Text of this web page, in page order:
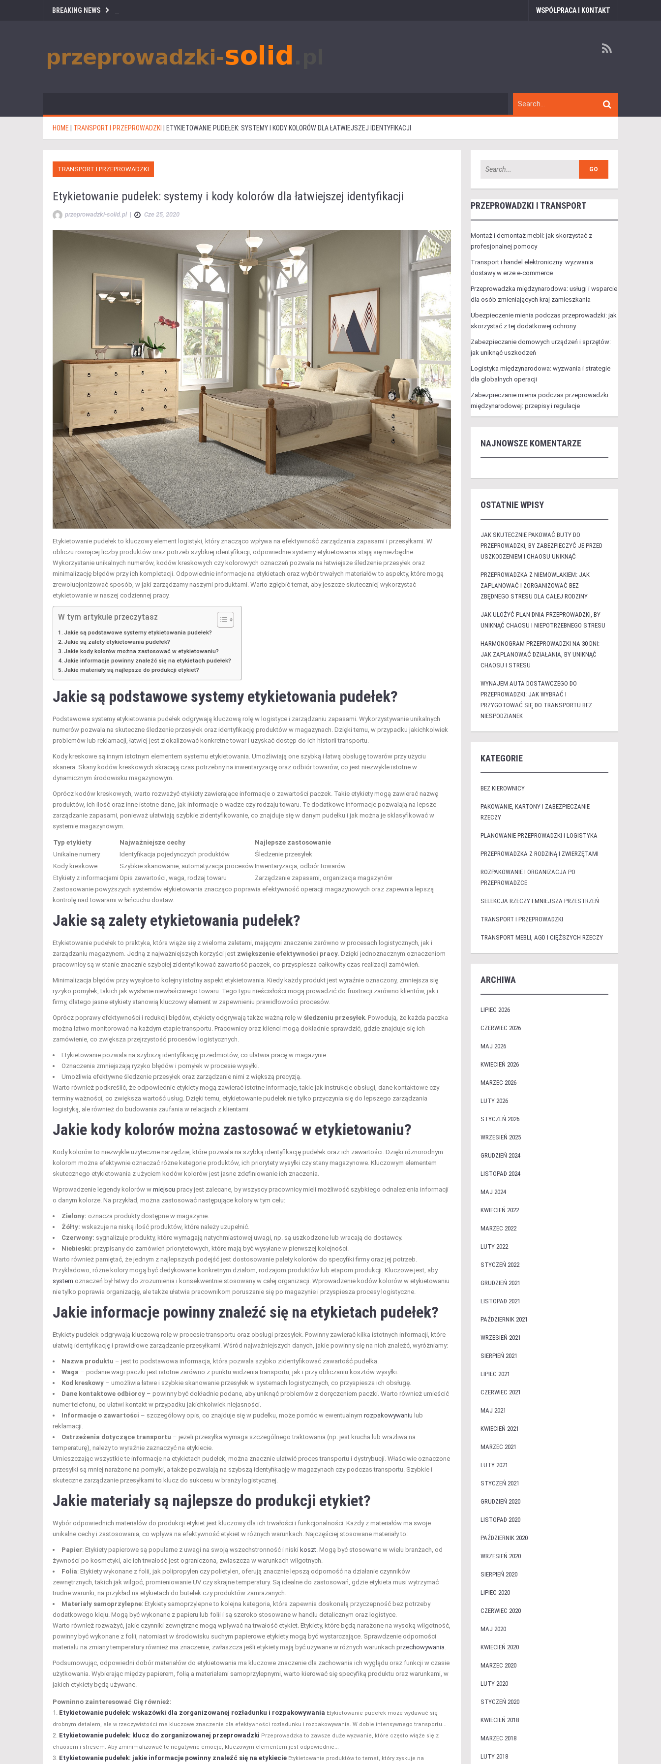
BREAKING NEWS WSPÓŁPRACA I KONTAKT
HOME TRANSPORT I PRZEPROWADZKI ETYKIETOWANIE PUDEŁEK: SYSTEMY I KODY KOLORÓW DLA ŁATWIEJSZEJ IDENTYFIKACJI
TRANSPORT I PRZEPROWADZKI
Etykietowanie pudełek: systemy i kody kolorów dla łatwiejszej identyfikacji
przeprowadzki-solid.pl | Cze 25, 2020
Etykietowanie pudełek to kluczowy element logistyki, który znacząco wpływa na efektywność zarządzania zapasami i przesyłkami. W
obliczu rosnącej liczby produktów oraz potrzeb szybkiej identyfikacji, odpowiednie systemy etykietowania stają się niezbędne.
Wykorzystanie unikalnych numerów, kodów kreskowych czy kolorowych oznaczeń pozwala na łatwiejsze śledzenie przesyłek oraz
minimalizację błędów przy ich kompletacji. Odpowiednie informacje na etykietach oraz wybór trwałych materiałów to aspekty, które mogą
zrewolucjonizować sposób, w jaki zarządzamy naszymi produktami. Warto zgłębić temat, aby jeszcze skuteczniej wykorzystać
etykietowanie w naszej codziennej pracy.
W tym artykule przeczytasz
Jakie są podstawowe systemy etykietowania pudełek?
Jakie są zalety etykietowania pudełek?
Jakie kody kolorów można zastosować w etykietowaniu?
Jakie informacje powinny znaleźć się na etykietach pudełek?
Jakie materiały są najlepsze do produkcji etykiet?
Jakie są podstawowe systemy etykietowania pudełek?
Podstawowe systemy etykietowania pudełek odgrywają kluczową rolę w logistyce i zarządzaniu zapasami. Wykorzystywanie unikalnych
numerów pozwala na skuteczne śledzenie przesyłek oraz identyfikację produktów w magazynach. Dzięki temu, w przypadku jakichkolwiek
problemów lub reklamacji, łatwiej jest zlokalizować konkretne towar i uzyskać dostęp do ich historii transportu.
Kody kreskowe są innym istotnym elementem systemu etykietowania. Umożliwiają one szybką i łatwą obsługę towarów przy użyciu
skanera. Skany kodów kreskowych skracają czas potrzebny na inwentaryzację oraz odbiór towarów, co jest niezwykle istotne w
dynamicznym środowisku magazynowym.
Oprócz kodów kreskowych, warto rozważyć etykiety zawierające informacje o zawartości paczek. Takie etykiety mogą zawierać nazwę
produktów, ich ilość oraz inne istotne dane, jak informacje o wadze czy rodzaju towaru. Te dodatkowe informacje pozwalają na lepsze
zarządzanie zapasami, ponieważ ułatwiają szybkie zidentyfikowanie, co znajduje się w danym pudełku i jak można je sklasyfikować w
systemie magazynowym.
Typ etykiety Najważniejsze cechy
Najlepsze zastosowanie
Unikalne numery
Identyfikacja pojedynczych produktów
Śledzenie przesyłek
Kody kreskowe
Szybkie skanowanie, automatyzacja procesówInwentaryzacja, odbiór towarów
Etykiety z informacjami Opis zawartości, waga, rodzaj towaru
Zarządzanie zapasami, organizacja magazynów
Zastosowanie powyższych systemów etykietowania znacząco poprawia efektywność operacji magazynowych oraz zapewnia lepszą
kontrolę nad towarami w łańcuchu dostaw.
Jakie są zalety etykietowania pudełek?
Etykietowanie pudełek to praktyka, która wiąże się z wieloma zaletami, mającymi znaczenie zarówno w procesach logistycznych, jak i
zarządzaniu magazynem. Jedną z najważniejszych korzyści jest zwiększenie efektywności pracy. Dzięki jednoznacznym oznaczeniom
pracownicy są w stanie znacznie szybciej zidentyfikować zawartość paczek, co przyspiesza całkowity czas realizacji zamówień.
Minimalizacja błędów przy wysyłce to kolejny istotny aspekt etykietowania. Kiedy każdy produkt jest wyraźnie oznaczony, zmniejsza się
ryzyko pomyłek, takich jak wysłanie niewłaściwego towaru. Tego typu nieścisłości mogą prowadzić do frustracji zarówno klientów, jak i
firmy, dlatego jasne etykiety stanowią kluczowy element w zapewnieniu prawidłowości procesów.
Oprócz poprawy efektywności i redukcji błędów, etykiety odgrywają także ważną rolę w śledzeniu przesyłek. Powodują, że każda paczka
można łatwo monitorować na każdym etapie transportu. Pracownicy oraz klienci mogą dokładnie sprawdzić, gdzie znajduje się ich
zamówienie, co zwiększa przejrzystość procesów logistycznych.
Etykietowanie pozwala na szybszą identyfikację przedmiotów, co ułatwia pracę w magazynie.
Oznaczenia zmniejszają ryzyko błędów i pomyłek w procesie wysyłki.
Umożliwia efektywne śledzenie przesyłek oraz zarządzanie nimi z większą precyzją.
Warto również podkreślić, że odpowiednie etykiety mogą zawierać istotne informacje, takie jak instrukcje obsługi, dane kontaktowe czy
terminy ważności, co zwiększa wartość usług. Dzięki temu, etykietowanie pudełek nie tylko przyczynia się do lepszego zarządzania
logistyką, ale również do budowania zaufania w relacjach z klientami.
Jakie kody kolorów można zastosować w etykietowaniu?
Kody kolorów to niezwykle użyteczne narzędzie, które pozwala na szybką identyfikację pudełek oraz ich zawartości. Dzięki różnorodnym
kolorom można efektywnie oznaczać różne kategorie produktów, ich priorytety wysyłki czy stany magazynowe. Kluczowym elementem
skutecznego etykietowania z użyciem kodów kolorów jest jasne zdefiniowanie ich znaczenia.
Wprowadzenie legendy kolorów w miejscu pracy jest zalecane, by wszyscy pracownicy mieli możliwość szybkiego odnalezienia informacji
o danym kolorze. Na przykład, można zastosować następujące kolory w tym celu:
Zielony: oznacza produkty dostępne w magazynie.
Żółty: wskazuje na niską ilość produktów, które należy uzupełnić.
Czerwony: sygnalizuje produkty, które wymagają natychmiastowej uwagi, np. są uszkodzone lub wracają do dostawcy.
Niebieski: przypisany do zamówień priorytetowych, które mają być wysyłane w pierwszej kolejności.
Warto również pamiętać, że jednym z najlepszych podejść jest dostosowanie palety kolorów do specyfiki firmy oraz jej potrzeb.
Przykładowo, różne kolory mogą być dedykowane konkretnym działom, rodzajom produktów lub etapom produkcji. Kluczowe jest, aby
system oznaczeń był łatwy do zrozumienia i konsekwentnie stosowany w całej organizacji. Wprowadzenie kodów kolorów w etykietowaniu
nie tylko poprawia organizację, ale także ułatwia pracownikom poruszanie się po magazynie i przyspiesza procesy logistyczne.
Jakie informacje powinny znaleźć się na etykietach pudełek?
Etykiety pudełek odgrywają kluczową rolę w procesie transportu oraz obsługi przesyłek. Powinny zawierać kilka istotnych informacji, które
ułatwią identyfikację i prawidłowe zarządzanie przesyłkami. Wśród najważniejszych danych, jakie powinny się na nich znaleźć, wyróżniamy:
Nazwa produktu – jest to podstawowa informacja, która pozwala szybko zidentyfikować zawartość pudełka.
Waga – podanie wagi paczki jest istotne zarówno z punktu widzenia transportu, jak i przy obliczaniu kosztów wysyłki.
Kod kreskowy – umożliwia łatwe i szybkie skanowanie przesyłek w systemach logistycznych, co przyspiesza ich obsługę.
Dane kontaktowe odbiorcy – powinny być dokładnie podane, aby uniknąć problemów z doręczeniem paczki. Warto również umieścić
numer telefonu, co ułatwi kontakt w przypadku jakichkolwiek niejasności.
Informacje o zawartości – szczegółowy opis, co znajduje się w pudełku, może pomóc w ewentualnym rozpakowywaniu lub
reklamacji.
Ostrzeżenia dotyczące transportu – jeżeli przesyłka wymaga szczególnego traktowania (np. jest krucha lub wrażliwa na
temperaturę), należy to wyraźnie zaznaczyć na etykiecie.
Umieszczając wszystkie te informacje na etykietach pudełek, można znacznie ułatwić proces transportu i dystrybucji. Właściwie oznaczone
przesyłki są mniej narażone na pomyłki, a także pozwalają na szybszą identyfikację w magazynach czy podczas transportu. Szybkie i
skuteczne zarządzanie przesyłkami to klucz do sukcesu w branży logistycznej.
Jakie materiały są najlepsze do produkcji etykiet?
Wybór odpowiednich materiałów do produkcji etykiet jest kluczowy dla ich trwałości i funkcjonalności. Każdy z materiałów ma swoje
unikalne cechy i zastosowania, co wpływa na efektywność etykiet w różnych warunkach. Najczęściej stosowane materiały to:
Papier: Etykiety papierowe są popularne z uwagi na swoją wszechstronność i niski koszt. Mogą być stosowane w wielu branżach, od
żywności po kosmetyki, ale ich trwałość jest ograniczona, zwłaszcza w warunkach wilgotnych.
Folia: Etykiety wykonane z folii, jak polipropylen czy polietylen, oferują znacznie lepszą odporność na działanie czynników
zewnętrznych, takich jak wilgoć, promieniowanie UV czy skrajne temperatury. Są idealne do zastosowań, gdzie etykieta musi wytrzymać
trudne warunki, na przykład na etykietach do butelek czy produktów zamrażanych.
Materiały samoprzylepne: Etykiety samoprzylepne to kolejna kategoria, która zapewnia doskonałą przyczepność bez potrzeby
dodatkowego kleju. Mogą być wykonane z papieru lub folii i są szeroko stosowane w handlu detalicznym oraz logistyce.
Warto również rozważyć, jakie czynniki zewnętrzne mogą wpływać na trwałość etykiet. Etykiety, które będą narażone na wysoką wilgotność,
powinny być wykonane z folii, natomiast w środowisku suchym papierowe etykiety mogą być wystarczające. Sprawdzenie odporności
materiału na zmiany temperatury również ma znaczenie, zwłaszcza jeśli etykiety mają być używane w różnych warunkach przechowywania.
Podsumowując, odpowiedni dobór materiałów do etykietowania ma kluczowe znaczenie dla zachowania ich wyglądu oraz funkcji w czasie
użytkowania. Wybierając między papierem, folią a materiałami samoprzylepnymi, warto kierować się specyfiką produktu oraz warunkami, w
jakich etykiety będą używane.
Powninno zainteresować Cię również:
Etykietowanie pudełek: wskazówki dla zorganizowanej rozładunku i rozpakowywania Etykietowanie pudełek może wydawać się
drobnym detalem, ale w rzeczywistości ma kluczowe znaczenie dla efektywności rozładunku i rozpakowywania. W dobie intensywnego transportu...
Etykietowanie pudełek: klucz do zorganizowanej przeprowadzki Przeprowadzka to zawsze duże wyzwanie, które często wiąże się z
chaosem i stresem. Aby zminimalizować te negatywne emocje, kluczowym elementem jest odpowiednie...
Etykietowanie pudełek: jakie informacje powinny znaleźć się na etykiecie Etykietowanie produktów to temat, który zyskuje na
PRZEPROWADZKI I TRANSPORT
Montaż i demontaż mebli: jak skorzystać z
profesjonalnej pomocy
Transport i handel elektroniczny: wyzwania
dostawy w erze e-commerce
Przeprowadzka międzynarodowa: usługi i wsparcie
dla osób zmieniających kraj zamieszkania
Ubezpieczenie mienia podczas przeprowadzki: jak
skorzystać z tej dodatkowej ochrony
Zabezpieczanie domowych urządzeń i sprzętów:
jak uniknąć uszkodzeń
Logistyka międzynarodowa: wyzwania i strategie
dla globalnych operacji
Zabezpieczanie mienia podczas przeprowadzki
międzynarodowej: przepisy i regulacje
NAJNOWSZE KOMENTARZE
OSTATNIE WPISY
JAK SKUTECZNIE PAKOWAĆ BUTY DO
PRZEPROWADZKI, BY ZABEZPIECZYĆ JE PRZED
USZKODZENIEM I CHAOSU UNIKNĄĆ
PRZEPROWADZKA Z NIEMOWLAKIEM: JAK
ZAPLANOWAĆ I ZORGANIZOWAĆ BEZ
ZBĘDNEGO STRESU DLA CAŁEJ RODZINY
JAK UŁOŻYĆ PLAN DNIA PRZEPROWADZKI, BY
UNIKNĄĆ CHAOSU I NIEPOTRZEBNEGO STRESU
HARMONOGRAM PRZEPROWADZKI NA 30 DNI:
JAK ZAPLANOWAĆ DZIAŁANIA, BY UNIKNĄĆ
CHAOSU I STRESU
WYNAJEM AUTA DOSTAWCZEGO DO
PRZEPROWADZKI: JAK WYBRAĆ I
PRZYGOTOWAĆ SIĘ DO TRANSPORTU BEZ
NIESPODZIANEK
KATEGORIE
BEZ KIEROWNICY
PAKOWANIE, KARTONY I ZABEZPIECZANIE
RZECZY
PLANOWANIE PRZEPROWADZKI I LOGISTYKA
PRZEPROWADZKA Z RODZINĄ I ZWIERZĘTAMI
ROZPAKOWANIE I ORGANIZACJA PO
PRZEPROWADZCE
SELEKCJA RZECZY I MNIEJSZA PRZESTRZEŃ
TRANSPORT I PRZEPROWADZKI
TRANSPORT MEBLI, AGD I CIĘŻSZYCH RZECZY
ARCHIWA
LIPIEC 2026
CZERWIEC 2026
MAJ 2026
KWIECIEŃ 2026
MARZEC 2026
LUTY 2026
STYCZEŃ 2026
WRZESIEŃ 2025
GRUDZIEŃ 2024
LISTOPAD 2024
MAJ 2024
KWIECIEŃ 2022
MARZEC 2022
LUTY 2022
STYCZEŃ 2022
GRUDZIEŃ 2021
LISTOPAD 2021
PAŹDZIERNIK 2021
WRZESIEŃ 2021
SIERPIEŃ 2021
LIPIEC 2021
CZERWIEC 2021
MAJ 2021
KWIECIEŃ 2021
MARZEC 2021
LUTY 2021
STYCZEŃ 2021
GRUDZIEŃ 2020
LISTOPAD 2020
PAŹDZIERNIK 2020
WRZESIEŃ 2020
SIERPIEŃ 2020
LIPIEC 2020
CZERWIEC 2020
MAJ 2020
KWIECIEŃ 2020
MARZEC 2020
LUTY 2020
STYCZEŃ 2020
KWIECIEŃ 2018
MARZEC 2018
LUTY 2018